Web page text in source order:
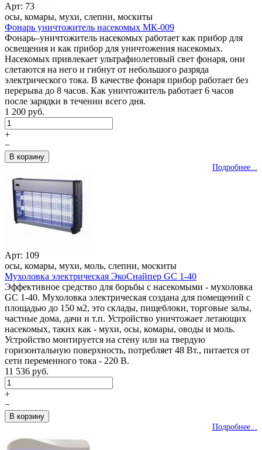
Арт: 73
осы, комары, мухи, слепни, москиты
Фонарь уничтожитель насекомых МК-009
Фонарь–уничтожитель насекомых работает как прибор для
освещения и как прибор для уничтожения насекомых.
Насекомых привлекает ультрафиолетовый свет фонаря, они
слетаются на него и гибнут от небольшого разряда
электрического тока. В качестве фонаря прибор работает без
перерыва до 8 часов. Как уничтожитель работает 6 часов
после зарядки в течении всего дня.
1 200 руб.
+
−
Подробнее...
Арт: 109
осы, комары, мухи, моль, слепни, москиты
Мухоловка электрическая ЭкоСнайпер GC 1-40
Эффективное средство для борьбы с насекомыми - мухоловка
GC 1-40. Мухоловка электрическая создана для помещений с
площадью до 150 м2, это склады, пищеблоки, торговые залы,
частные дома, дачи и т.п. Устройство уничтожает летающих
насекомых, таких как - мухи, осы, комары, оводы и моль.
Устройство монтируется на стену или на твердую
горизонтальную поверхность, потребляет 48 Вт., питается от
сети переменного тока - 220 В.
11 536 руб.
+
−
Подробнее...